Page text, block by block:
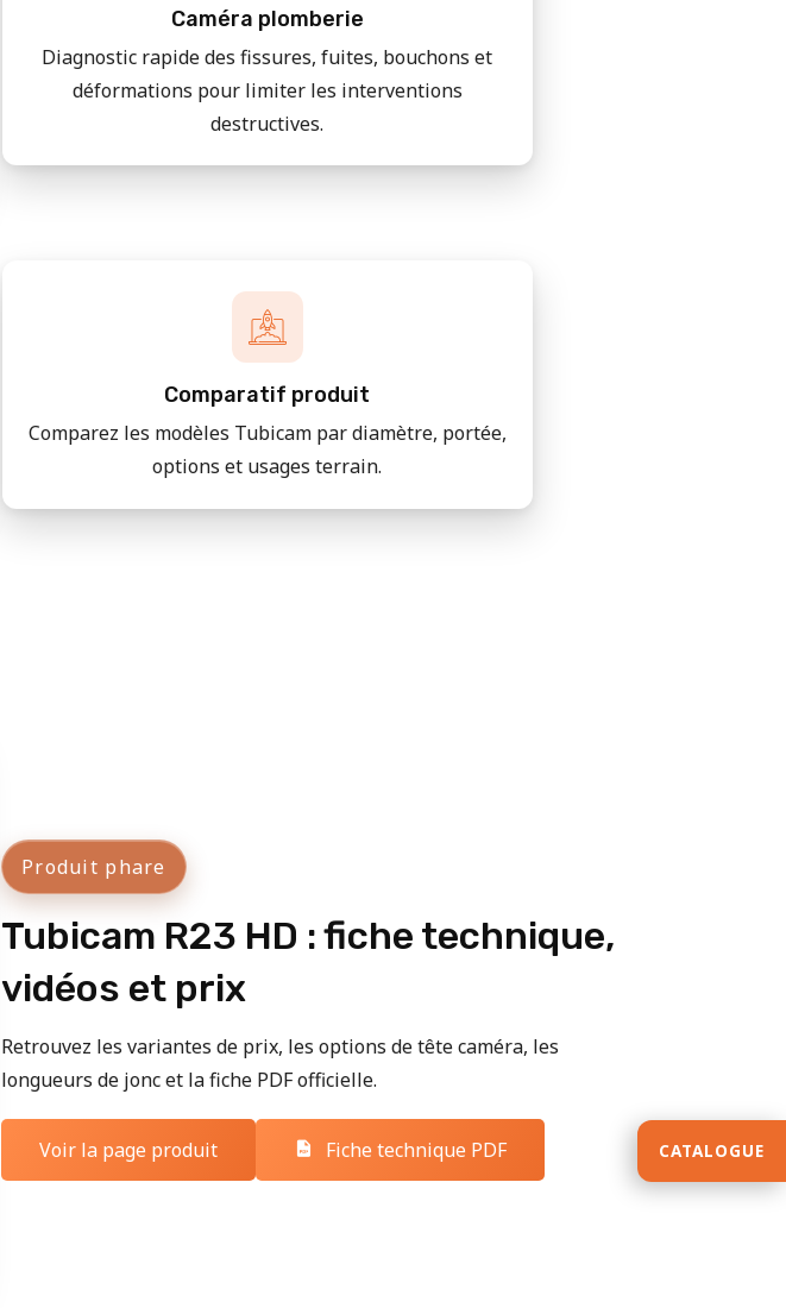
Caméra plomberie
Diagnostic rapide des fissures, fuites, bouchons et
déformations pour limiter les interventions
destructives.
Comparatif produit
Comparez les modèles Tubicam par diamètre, portée,
options et usages terrain.
Produit phare
Tubicam R23 HD : fiche technique,
vidéos et prix
Retrouvez les variantes de prix, les options de tête caméra, les
longueurs de jonc et la fiche PDF officielle.
Voir la page produit Fiche technique PDF CATALOGUE